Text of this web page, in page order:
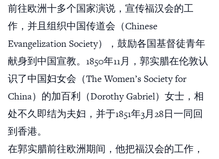
前往欧洲十多个国家演说，宣传福汉会的工
作，并且组织中国传道会（Chinese
Evangelization Society），鼓励各国基督徒青年
献身到中国宣教。1850年11月，郭实腊在伦敦认
识了中国妇女会（The Women’s Society for
China）的加百利（Dorothy Gabriel）女士，相
处不久即结为夫妇，并于1851年3月28日一同回
到香港。
在郭实腊前往欧洲期间，他把福汉会的工作，